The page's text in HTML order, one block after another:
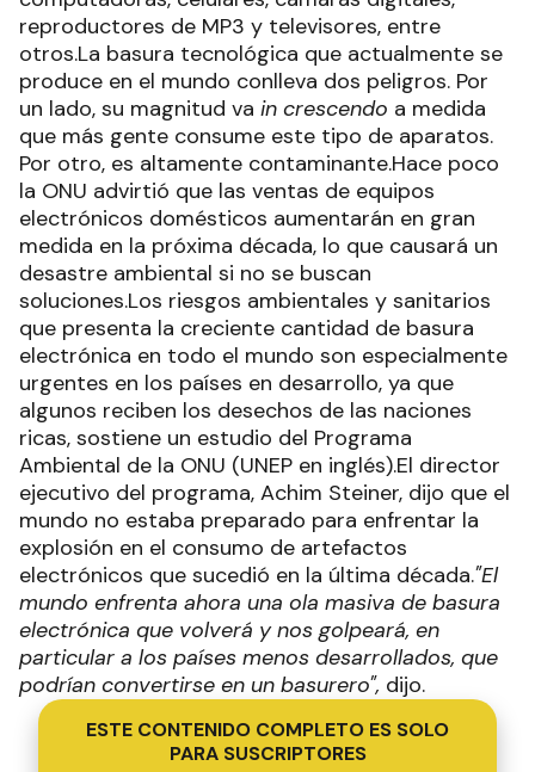
reproductores de MP3 y televisores, entre
otros.La basura tecnológica que actualmente se
produce en el mundo conlleva dos peligros. Por
un lado, su magnitud va in crescendo a medida
que más gente consume este tipo de aparatos.
Por otro, es altamente contaminante.Hace poco
la ONU advirtió que las ventas de equipos
electrónicos domésticos aumentarán en gran
medida en la próxima década, lo que causará un
desastre ambiental si no se buscan
soluciones.Los riesgos ambientales y sanitarios
que presenta la creciente cantidad de basura
electrónica en todo el mundo son especialmente
urgentes en los países en desarrollo, ya que
algunos reciben los desechos de las naciones
ricas, sostiene un estudio del Programa
Ambiental de la ONU (UNEP en inglés).El director
ejecutivo del programa, Achim Steiner, dijo que el
mundo no estaba preparado para enfrentar la
explosión en el consumo de artefactos
electrónicos que sucedió en la última década."El
mundo enfrenta ahora una ola masiva de basura
electrónica que volverá y nos golpeará, en
particular a los países menos desarrollados, que
podrían convertirse en un basurero", dijo.
ESTE CONTENIDO COMPLETO ES SOLO
PARA SUSCRIPTORES